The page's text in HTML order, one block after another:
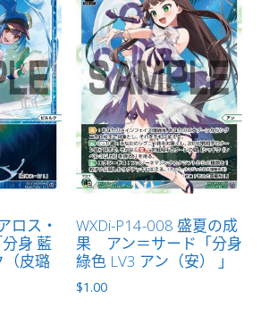
ロス・
身 藍
（皮璐
WXDi-P14-008 盛夏の成
果 アン＝サード「分身
綠色 LV3 アン（安） 」
$1.00